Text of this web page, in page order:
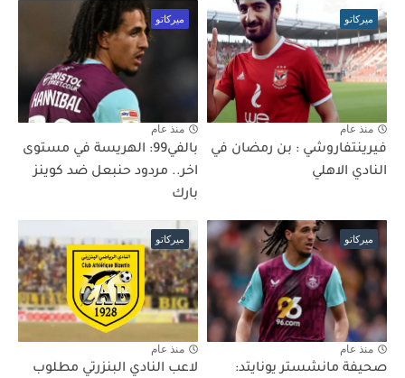
ميركاتو
منذ عام
فيرينتفاروشي : بن رمضان في
النادي الاهلي
ميركاتو
منذ عام
بالفي99: الهريسة في مستوى
اخر.. مردود حنبعل ضد كوينز
بارك
ميركاتو
منذ عام
صحيفة مانشستر يونايتد:
ميركاتو
منذ عام
لاعب النادي البنزرتي مطلوب